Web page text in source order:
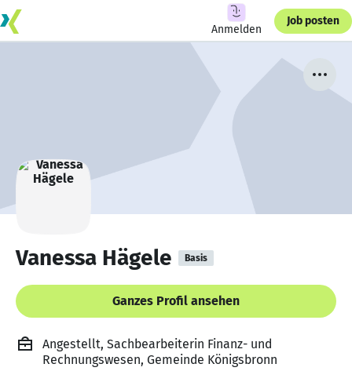
Anmelden
Job posten
Vanessa Hägele Basis
Ganzes Profil ansehen
Angestellt, Sachbearbeiterin Finanz- und
Rechnungswesen, Gemeinde Königsbronn